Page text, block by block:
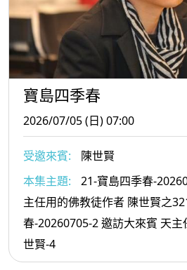
寶島四季春
2026/07/05 (日) 07:00
受邀來賓:
陳世賢
本集主題:
21-寶島四季春-
主任用的佛教徒作者 陳世賢之
春-20260705-2 邀訪大來賓 天
世賢-4